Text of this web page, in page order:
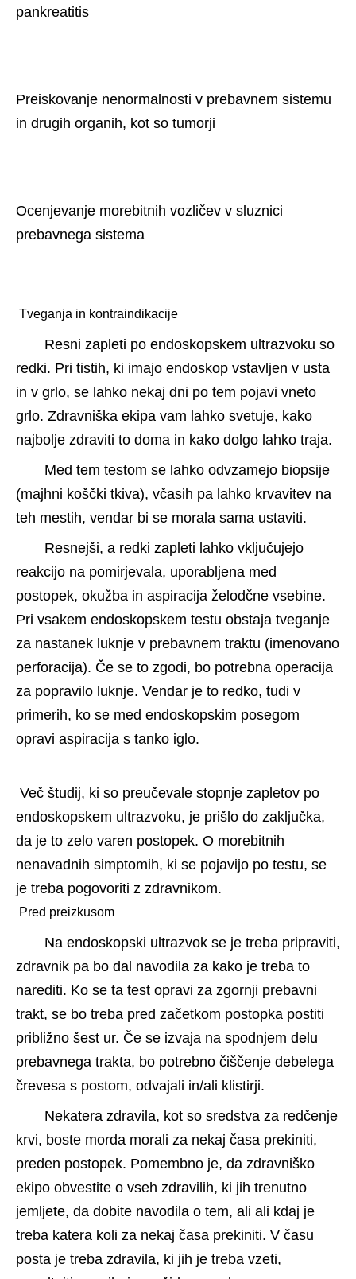
pankreatitis
Preiskovanje nenormalnosti v prebavnem sistemu
in drugih organih, kot so tumorji
Ocenjevanje morebitnih vozličev v sluznici
prebavnega sistema
Tveganja in kontraindikacije
Resni zapleti po endoskopskem ultrazvoku so
redki. Pri tistih, ki imajo endoskop vstavljen v usta
in v grlo, se lahko nekaj dni po tem pojavi vneto
grlo. Zdravniška ekipa vam lahko svetuje, kako
najbolje zdraviti to doma in kako dolgo lahko traja.
Med tem testom se lahko odvzamejo biopsije
(majhni koščki tkiva), včasih pa lahko krvavitev na
teh mestih, vendar bi se morala sama ustaviti.
Resnejši, a redki zapleti lahko vključujejo
reakcijo na pomirjevala, uporabljena med
postopek, okužba in aspiracija želodčne vsebine.
Pri vsakem endoskopskem testu obstaja tveganje
za nastanek luknje v prebavnem traktu (imenovano
perforacija). Če se to zgodi, bo potrebna operacija
za popravilo luknje. Vendar je to redko, tudi v
primerih, ko se med endoskopskim posegom
opravi aspiracija s tanko iglo.
endoskopskem ultrazvoku, je prišlo do zaključka,
da je to zelo varen postopek. O morebitnih
nenavadnih simptomih, ki se pojavijo po testu, se
je treba pogovoriti z zdravnikom.
Pred preizkusom
Na endoskopski ultrazvok se je treba pripraviti,
zdravnik pa bo dal navodila za kako je treba to
narediti. Ko se ta test opravi za zgornji prebavni
trakt, se bo treba pred začetkom postopka postiti
približno šest ur. Če se izvaja na spodnjem delu
prebavnega trakta, bo potrebno čiščenje debelega
črevesa s postom, odvajali in/ali klistirji.
Nekatera zdravila, kot so sredstva za redčenje
krvi, boste morda morali za nekaj časa prekiniti,
preden postopek. Pomembno je, da zdravniško
ekipo obvestite o vseh zdravilih, ki jih trenutno
jemljete, da dobite navodila o tem, ali ali kdaj je
treba katera koli za nekaj časa prekiniti. V času
posta je treba zdravila, ki jih je treba vzeti,